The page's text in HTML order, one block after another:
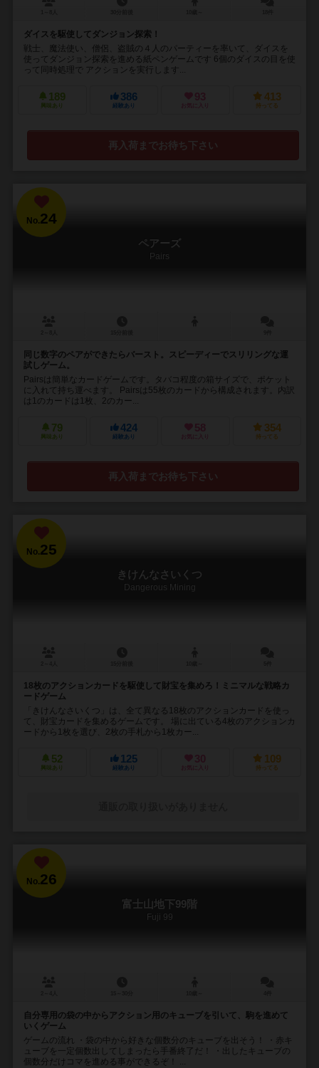
ダイスを駆使してダンジョン探索！
戦士、魔法使い、僧侶、盗賊の４人のパーティーを率いて、ダイスを
使ってダンジョン探索を進める紙ペンゲームです 6個のダイスの目を使
って同時処理で アクションを実行します...
189
興味あり
386
経験あり
93
お気に入り
413
持ってる
再入荷までお待ち下さい
No.24
ペアーズ
Pairs
同じ数字のペアができたらバースト。スピーディーでスリリングな運
試しゲーム。
Pairsは簡単なカードゲームです。タバコ程度の箱サイズで、ポケット
に入れて持ち運べます。 Pairsは55枚のカードから構成されます。内訳
は1のカードは1枚、2のカー...
79
興味あり
424
経験あり
58
お気に入り
354
持ってる
再入荷までお待ち下さい
No.25
きけんなさいくつ
Dangerous Mining
18枚のアクションカードを駆使して財宝を集めろ！ミニマルな戦略カ
ードゲーム
「きけんなさいくつ」は、全て異なる18枚のアクションカードを使っ
て、財宝カードを集めるゲームです。 場に出ている4枚のアクションカ
ードから1枚を選び、2枚の手札から1枚カー...
52
興味あり
125
経験あり
30
お気に入り
109
持ってる
No.26
富士山地下99階
Fuji 99
自分専用の袋の中からアクション用のキューブを引いて、駒を進めて
いくゲーム
ゲームの流れ ・袋の中から好きな個数分のキューブを出そう！ ・赤キ
ューブを一定個数出してしまったら手番終了だ！ ・出したキューブの
個数分だけコマを進める事ができるぞ！ ...